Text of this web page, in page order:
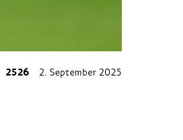
2526 2. September 2025